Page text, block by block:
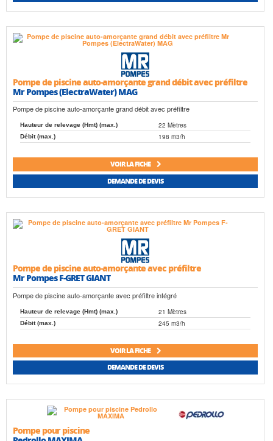
Pompe de piscine auto-amorçante grand débit avec préfiltre
Mr Pompes (ElectraWater) MAG
Pompe de piscine auto-amorçante grand débit avec préfiltre
Hauteur de relevage (Hmt) (max.) 22 Mètres
Débit (max.) 198 m3/h
VOIR LA FICHE
DEMANDE DE DEVIS
Pompe de piscine auto-amorçante avec préfiltre
Mr Pompes F-GRET GIANT
Pompe de piscine auto-amorçante avec préfiltre intégré
Hauteur de relevage (Hmt) (max.) 21 Mètres
Débit (max.) 245 m3/h
VOIR LA FICHE
DEMANDE DE DEVIS
Pompe pour piscine